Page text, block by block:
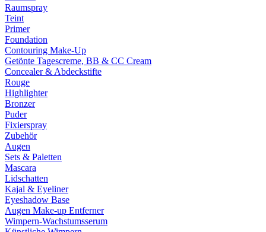
Raumspray
Teint
Primer
Foundation
Contouring Make-Up
Getönte Tagescreme, BB & CC Cream
Concealer & Abdeckstifte
Rouge
Highlighter
Bronzer
Puder
Fixierspray
Zubehör
Augen
Sets & Paletten
Mascara
Lidschatten
Kajal & Eyeliner
Eyeshadow Base
Augen Make-up Entferner
Wimpern-Wachstumsserum